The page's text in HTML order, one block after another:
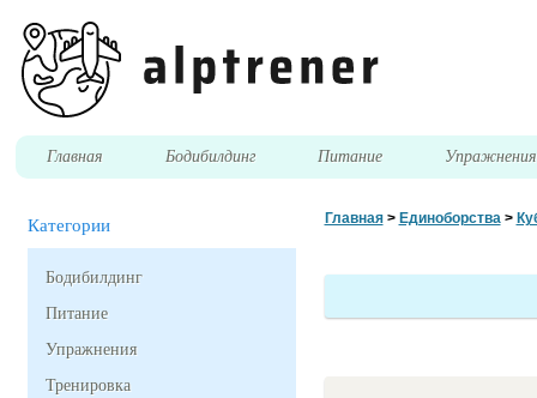
Главная Бодибилдинг Питание
Категории
Бодибилдинг
Питание
Упражнения
Тренировка
Главная> Единоборства>